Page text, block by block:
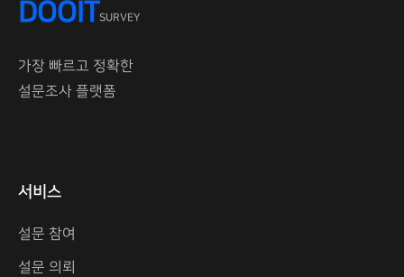
DOOITSURVEY
가장 빠르고 정확한
설문조사 플랫폼
서비스
설문 참여
설문 의뢰